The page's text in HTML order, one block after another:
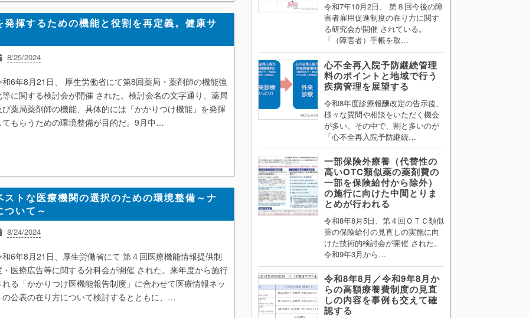
揮するための機能と役割を再定義。健康サ
8/25/2024
師
和6年8月21日、 厚生労働省にて第8回薬局・薬剤師の機能強
等に関する検討会が開催 された。検討会名の文字通り、薬局
び薬局薬剤師の機能、具体的には「かかりつけ機能」を発揮
てもらうための環境整備が目的だ。9月中…
トな医療機関の選択のための環境整備～ナ
いて～
8/24/2024
者施設 地域包括ケアシステム
和6年8月21日、厚生労働省にて 第４回医療機能情報提供制
・医療広告等に関する分科会が開催 された。来年度から施行
れる「かかりつけ医機能報告制度」に合わせて医療情報ネッ
の公表の在り方について検討するとともに、…
令和7年10月2日、 第８回今後の障
害者雇用促進制度の在り方に関す
る研究会が開催 されている。
「（障害者）手帳を取…
心不全再入院予防継続管理
料のポイントと地域で行う
疾病管理を展望する
令和8年度診療報酬改定の告示後、
様々な質問や相談をいただく機会
が多い。その中で、割と多いのが
「心不全再入院予防継続…
一部保険外療養（代替性の
高いOTC類似薬の薬剤費の
一部を保険給付から除外）
の施行に向けた中間とりま
とめが行われる
令和8年8月5日、第４回ＯＴＣ類似
薬の保険給付の見直しの実施に向
けた技術的検討会が開催 された。
令和9年3月から…
令和8年8月／令和9年8月か
らの高額療養費制度の見直
しの内容を事例も交えて確
認する